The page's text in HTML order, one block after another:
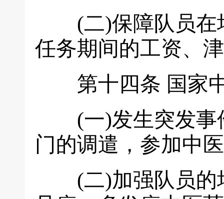
(二)保障队员在
任务期间的工资、
第十四条 国家
(一)发生突发事
门的调遣，参加中
(二)加强队员的